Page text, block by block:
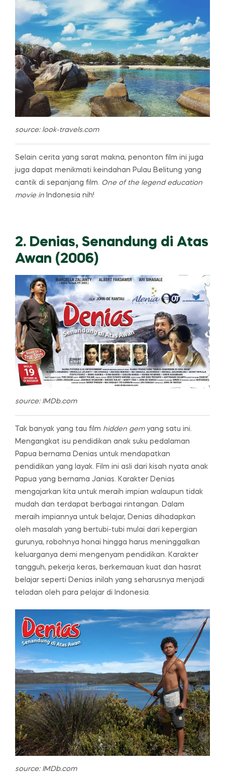
source: look-travels.com
Selain cerita yang sarat makna, penonton film ini juga
juga dapat menikmati keindahan Pulau Belitung yang
cantik di sepanjang film. One of the legend education
movie in Indonesia nih!
2. Denias, Senandung di Atas
Awan (2006)
source: IMDb.com
Tak banyak yang tau film hidden gemyang satu ini.
Mengangkat isu pendidikan anak suku pedalaman
Papua bernama Denias untuk mendapatkan
pendidikan yang layak. Film ini asli dari kisah nyata anak
Papua yang bernama Janias. Karakter Denias
mengajarkan kita untuk meraih impian walaupun tidak
mudah dan terdapat berbagai rintangan. Dalam
meraih impiannya untuk belajar, Denias dihadapkan
oleh masalah yang bertubi-tubi mulai dari kepergian
gurunya, robohnya honai hingga harus meninggalkan
keluarganya demi mengenyam pendidikan. Karakter
tangguh, pekerja keras, berkemauan kuat dan hasrat
belajar seperti Denias inilah yang seharusnya menjadi
teladan oleh para pelajar di Indonesia.
source: IMDb.com